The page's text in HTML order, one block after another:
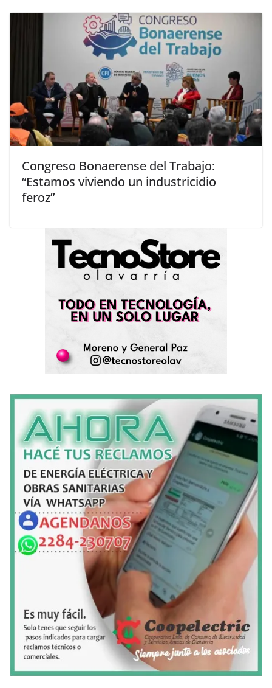
Congreso Bonaerense del Trabajo:
“Estamos viviendo un industricidio
feroz”